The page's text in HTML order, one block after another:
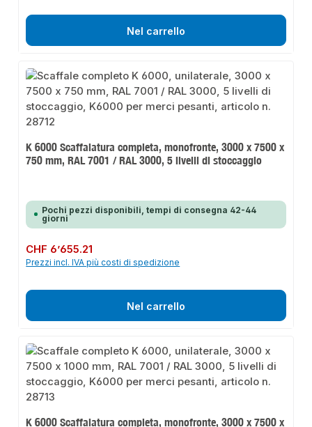
Nel carrello
K 6000 Scaffalatura completa, monofronte, 3000 x 7500 x
750 mm, RAL 7001 / RAL 3000, 5 livelli di stoccaggio
Pochi pezzi disponibili, tempi di consegna 42-44
giorni
Prezzo normale:
CHF 6’655.21
Prezzi incl. IVA più costi di spedizione
Nel carrello
K 6000 Scaffalatura completa, monofronte, 3000 x 7500 x